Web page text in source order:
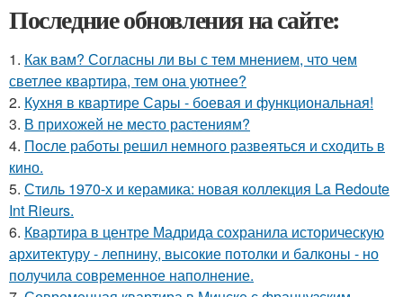
Последние обновления на сайте:
1. Как вам? Согласны ли вы с тем мнением, что чем
светлее квартира, тем она уютнее?
2. Кухня в квартире Сары - боевая и функциональная!
3. В прихожей не место растениям?
4. После работы решил немного развеяться и сходить в
кино.
5. Стиль 1970-х и керамика: новая коллекция La Redoute
Int Rieurs.
6. Квартира в центре Мадрида сохранила историческую
архитектуру - лепнину, высокие потолки и балконы - но
получила современное наполнение.